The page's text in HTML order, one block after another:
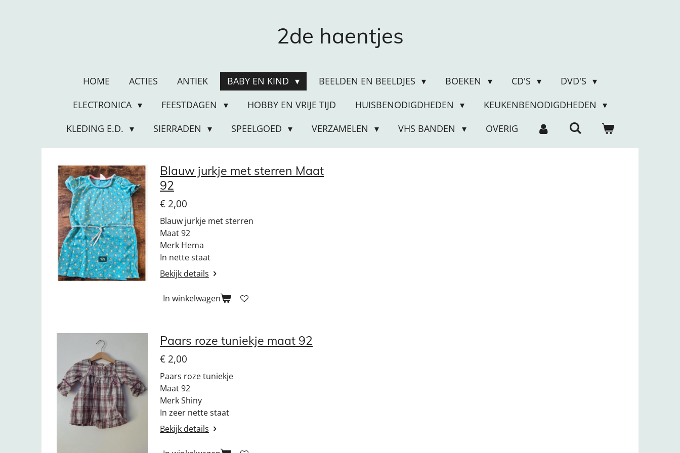
2de haentjes
HOME ACTIES ANTIEK BABY EN KIND BEELDEN EN BEELDJES BOEKEN CD'S
DVD'S
ELECTRONICA
FEESTDAGEN HOBBY EN VRIJE TIJD HUISBENODIGDHEDEN
KEUKENBENODIGDHEDEN
KLEDING E.D.
SIERRADEN SPEELGOED VERZAMELEN VHS BANDEN OVERIG
Blauw jurkje met sterren Maat
92
€ 2,00
Blauw jurkje met sterren
Maat 92
Merk Hema
In nette staat
Bekijk details
In winkelwagen
Paars roze tuniekje maat 92
€ 2,00
Paars roze tuniekje
Maat 92
Merk Shiny
In zeer nette staat
Bekijk details